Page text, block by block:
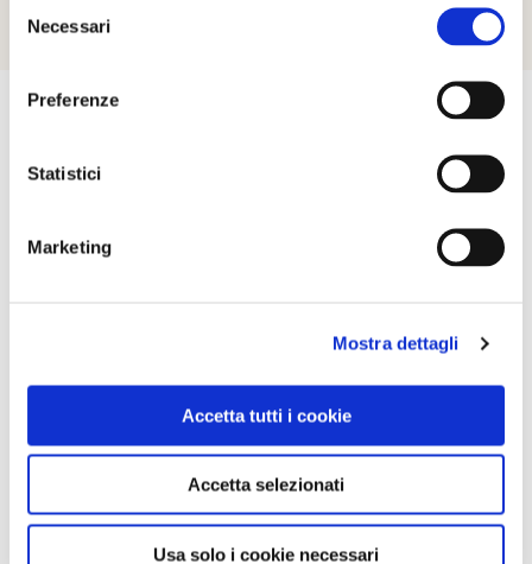
delNecessari
Preferenze
Statistici
Marketing
Mostra dettagli
Accetta tutti i cookie
Accetta selezionati
Usa solo i cookie necessari
COSA FARE DOVE MANGIARE
0 RISULTATI MOSTRA SOLO CONVENZIONATI